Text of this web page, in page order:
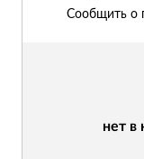
нет в
Сообщить о